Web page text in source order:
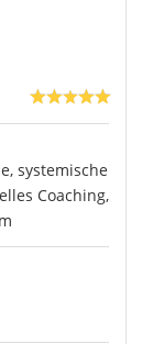
systemische
Coaching,